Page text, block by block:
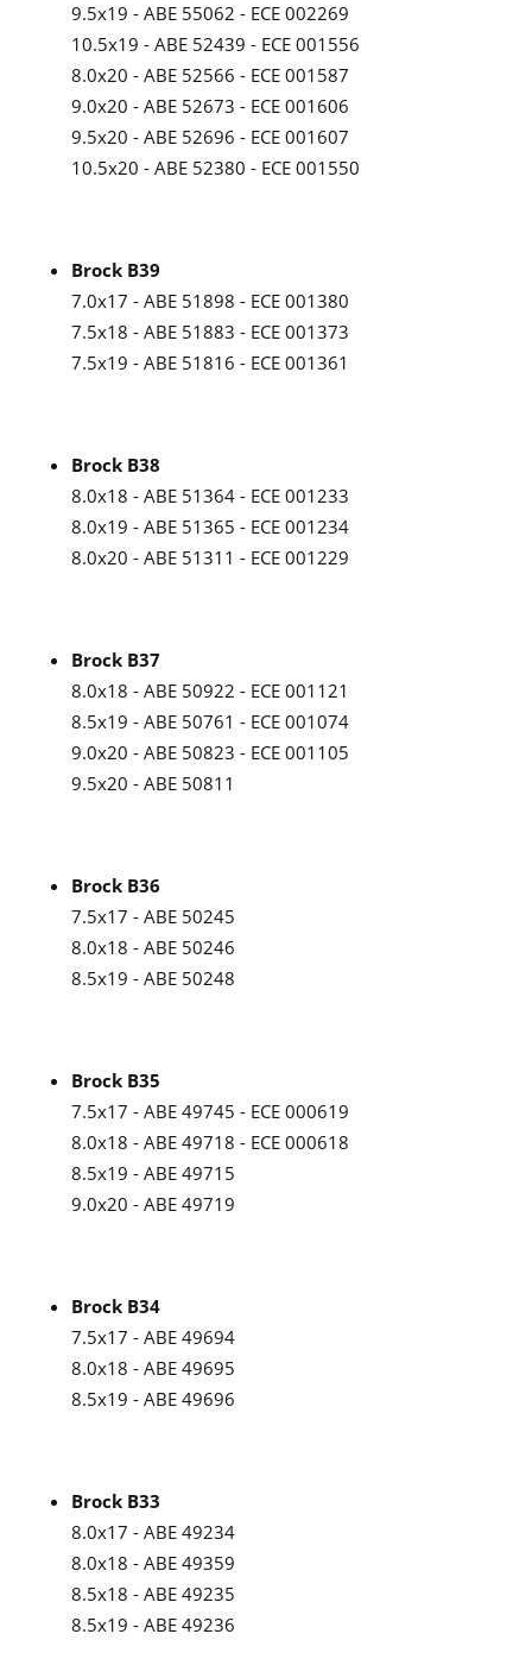
9.5x19 - ABE 55062 - ECE 002269
10.5x19 - ABE 52439 - ECE 001556
8.0x20 - ABE 52566 - ECE 001587
9.0x20 - ABE 52673 - ECE 001606
9.5x20 - ABE 52696 - ECE 001607
10.5x20 - ABE 52380 - ECE 001550
Brock B39
7.0x17 - ABE 51898 - ECE 001380
7.5x18 - ABE 51883 - ECE 001373
7.5x19 - ABE 51816 - ECE 001361
Brock B38
8.0x18 - ABE 51364 - ECE 001233
8.0x19 - ABE 51365 - ECE 001234
8.0x20 - ABE 51311 - ECE 001229
Brock B37
8.0x18 - ABE 50922 - ECE 001121
8.5x19 - ABE 50761 - ECE 001074
9.0x20 - ABE 50823 - ECE 001105
9.5x20 - ABE 50811
Brock B36
7.5x17 - ABE 50245
8.0x18 - ABE 50246
8.5x19 - ABE 50248
Brock B35
7.5x17 - ABE 49745 - ECE 000619
8.0x18 - ABE 49718 - ECE 000618
8.5x19 - ABE 49715
9.0x20 - ABE 49719
Brock B34
7.5x17 - ABE 49694
8.0x18 - ABE 49695
8.5x19 - ABE 49696
Brock B33
8.0x17 - ABE 49234
8.0x18 - ABE 49359
8.5x18 - ABE 49235
8.5x19 - ABE 49236